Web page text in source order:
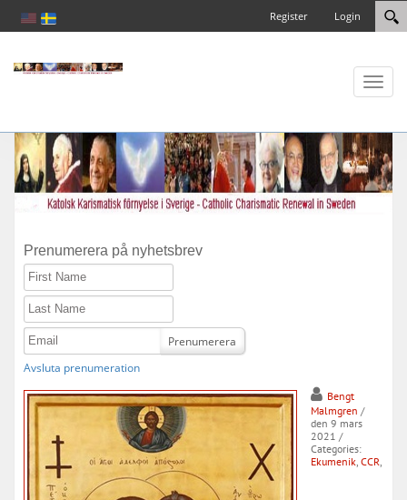
Login
Register
Toggle
Prenumerera på nyhetsbrev
First Name
Last Name
Email
Prenumerera
Avsluta prenumeration
Bengt
Malmgren /
den 9 mars
2021 /
Categories:
Ekumenik, CCR,